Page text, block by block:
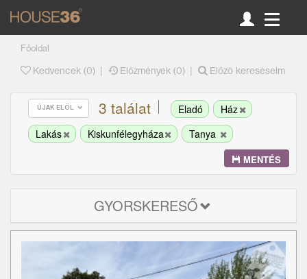
Főoldal
Kedvencek (0) | Előzmények (0) | Előző kereséseim
ÚJAK ELÖL 3 találat Eladó
Ház
Lakás
Kiskunfélegyháza Tanya
MENTÉS
GYORSKERESŐ